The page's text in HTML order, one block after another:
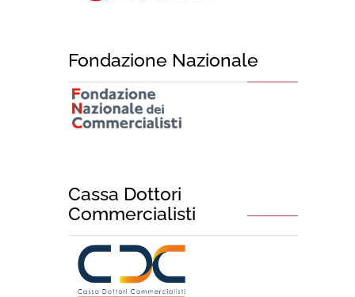
Fondazione Nazionale
Cassa Dottori
Commercialisti